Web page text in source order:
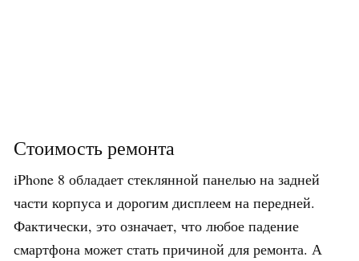
Стоимость ремонта
iPhone 8 обладает стеклянной панелью на задней
части корпуса и дорогим дисплеем на передней.
Фактически, это означает, что любое падение
смартфона может стать причиной для ремонта. А